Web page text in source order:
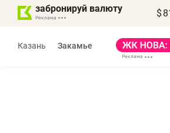
забронируй валюту $
Казань Закамье